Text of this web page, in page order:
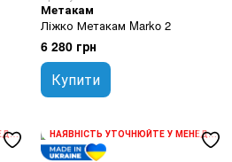
Метакам
Ліжко Метакам Marko 2
6 280 грн
Купити
НАЯВНІСТЬ УТОЧНЮЙТЕ У МЕНЕДЖЕРА НАЯВНІСТЬ УТОЧНЮЙТЕ У МЕНЕДЖЕРА